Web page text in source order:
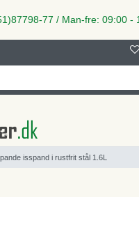
77 / Man-fre: 09:00 -
isspand i rustfrit stål 1.6L